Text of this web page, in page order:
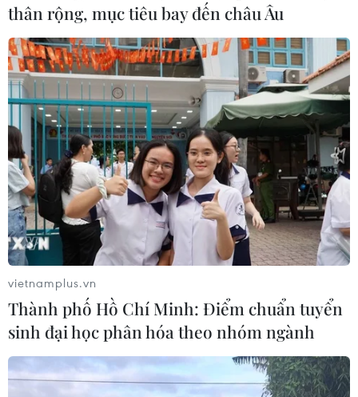
VietinBank trích lập 4.400 tỷ đồng chi phí
dự phòng rủi ro
29/04/2022 07:28
VietinBank luôn chủ động nhận diện rủi ro và chuyển
nhóm nợ phù hợp với mức độ rủi ro của khách hàng
nên trong quý 1 đã trích lập 4.400 tỷ đồng, tăng 228%
so với cùng kỳ.
thân rộng, mục tiêu bay đến châu Âu
vietnamplus.vn
Thành phố Hồ Chí Minh: Điểm chuẩn tuyển
sinh đại học phân hóa theo nhóm ngành